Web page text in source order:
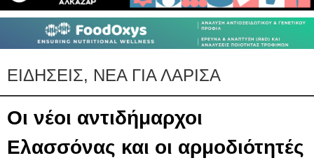
ΕΙΔΗΣΕΙΣ, ΝΕΑ ΓΙΑ ΛΑΡΙΣΑ
Οι νέοι αντιδήμαρχοι
Ελασσόνας και οι αρμοδιότητές